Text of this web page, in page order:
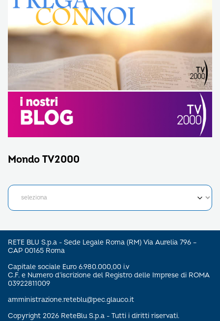
Mondo TV2000
RETE BLU S.p.a - Sede Legale Roma (RM) Via Aurelia 796 –
CAP 00165 Roma
Capitale sociale Euro 6.980.000,00 i.v
C.F. e Numero d’iscrizione del Registro delle Imprese di ROMA
03922811009
amministrazione.reteblu@pec.glauco.it
Copyright 2026 ReteBlu S.p.a - Tutti i diritti riservati.